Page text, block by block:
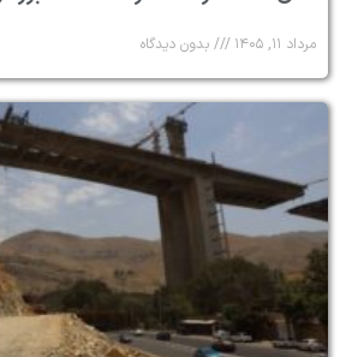
مرداد ۱۱, ۱۴۰۵ بدون دیدگاه